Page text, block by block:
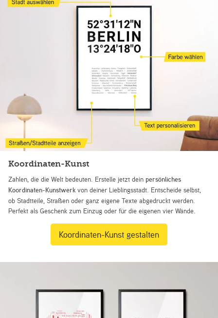
Koordinaten-Kunst
Zahlen, die die Welt bedeuten. Erstelle jetzt dein persönliches
Koordinaten-Kunstwerk von deiner Lieblingsstadt. Entscheide selbst,
ob Stadtteile, Straßen oder ganz eigene Texte abgedruckt werden.
Perfekt als Geschenk zum Einzug oder für die eigenen vier Wände.
Koordinaten-Kunst gestalten